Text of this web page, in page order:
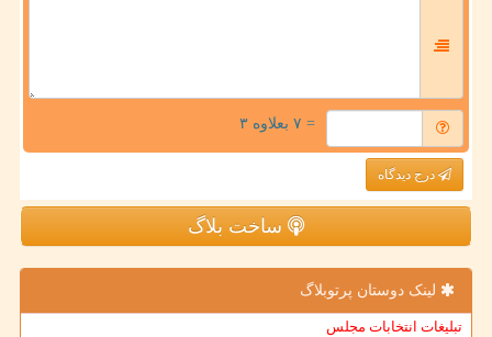
= ۷ بعلاوه ۳
درج دیدگاه
ساخت بلاگ
لینک دوستان پرتوبلاگ
تبلیغات انتخابات مجلس